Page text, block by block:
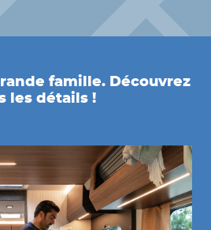
famille. Découvrez
les détails !